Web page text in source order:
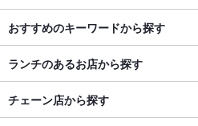
おすすめのキーワードから探す
ランチのあるお店から探す
チェーン店から探す